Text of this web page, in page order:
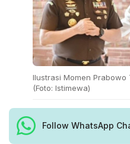
Ilustrasi Momen Prabowo
(Foto: Istimewa)
Follow WhatsApp